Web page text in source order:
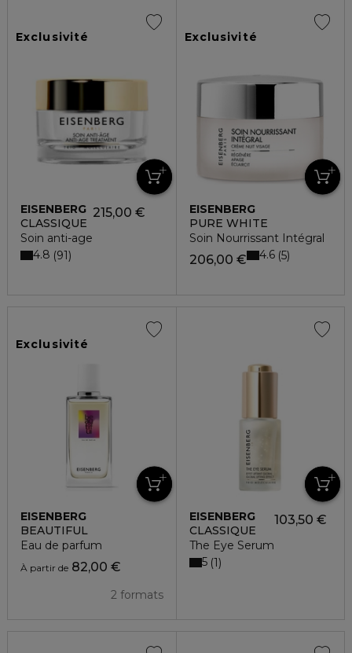
Exclusivité
EISENBERG
CLASSIQUE
Soin anti-age
215,00 €
4.8 91
Exclusivité
EISENBERG
PURE WHITE
Soin Nourrissant Intégral
206,00 € 4.6 5
Exclusivité
EISENBERG
BEAUTIFUL
Eau de parfum
À partir de 82,00 €
2 formats
EISENBERG
CLASSIQUE
The Eye Serum
103,50 €
5 1